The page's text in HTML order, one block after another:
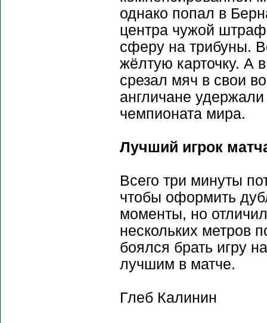
однако попал в
центра чужой
сферу на трибуны.
жёлтую карточку. А
срезал мяч в свои
англичане
чемпионата мира.
Лучший игрок
Всего три минуты
чтобы оформить
моменты, но
нескольких метров
боялся брать игру
лучшим в матче.
Глеб Калинин